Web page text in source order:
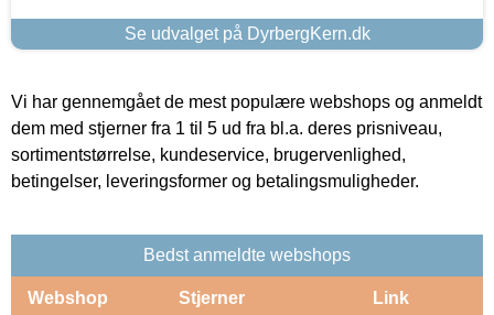
Se udvalget på DyrbergKern.dk
Vi har gennemgået de mest populære webshops og anmeldt
dem med stjerner fra 1 til 5 ud fra bl.a. deres prisniveau,
sortimentstørrelse, kundeservice, brugervenlighed,
betingelser, leveringsformer og betalingsmuligheder.
Bedst anmeldte webshops
Webshop Stjerner Link